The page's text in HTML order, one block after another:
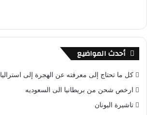
أحدث المواضيع
كل ما تحتاج إلى معرفته عن الهجرة إلى استراليا
ارخص شحن من بريطانيا الى السعوديه
تاشيرة اليونان